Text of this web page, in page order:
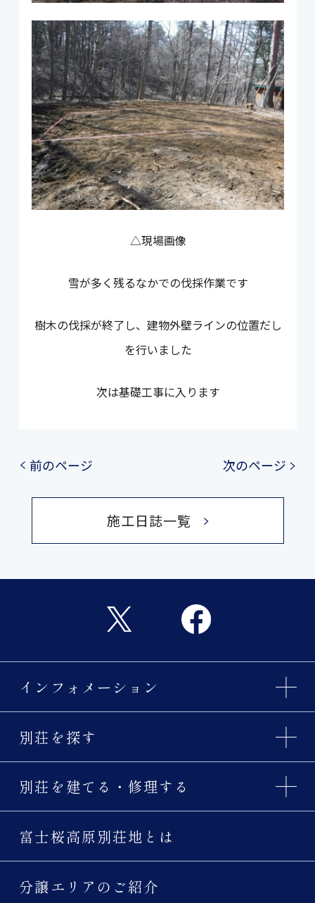
△現場画像
雪が多く残るなかでの伐採作業です
樹木の伐採が終了し、建物外壁ラインの位置だし
を行いました
次は基礎工事に入ります
前のページ 次のページ
施工日誌一覧
インフォメーション
別荘を探す
別荘を建てる・修理する
富士桜高原別荘地とは
分譲エリアのご紹介